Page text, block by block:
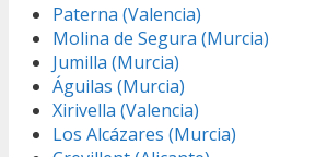
Paterna (Valencia)
Molina de Segura (Murcia)
Jumilla (Murcia)
Águilas (Murcia)
Xirivella (Valencia)
Los Alcázares (Murcia)